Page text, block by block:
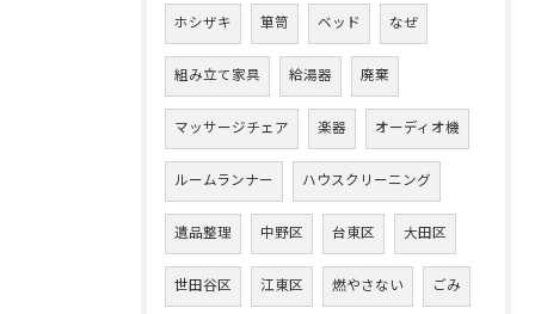
ホシザキ 箪笥 ベッド なぜ
組み立て家具 給湯器 廃棄
マッサージチェア 楽器 オーディオ機
ルームランナー ハウスクリーニング
遺品整理 中野区 台東区 大田区
世田谷区 江東区 燃やさない ごみ